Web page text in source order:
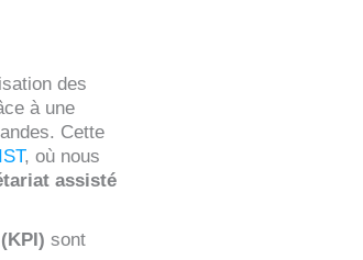
des
à une
Cette
, où nous
assisté
sont